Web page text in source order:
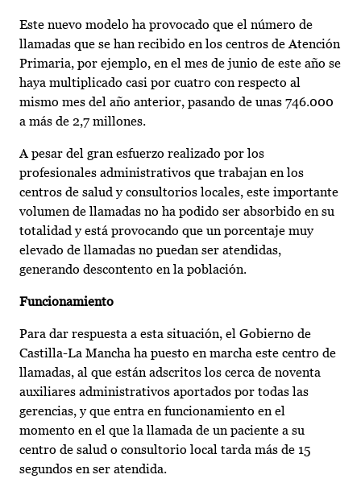
Este nuevo modelo ha provocado que el número de
llamadas que se han recibido en los centros de Atención
Primaria, por ejemplo, en el mes de junio de este año se
haya multiplicado casi por cuatro con respecto al
mismo mes del año anterior, pasando de unas 746.000
a más de 2,7 millones.
A pesar del gran esfuerzo realizado por los
profesionales administrativos que trabajan en los
centros de salud y consultorios locales, este importante
volumen de llamadas no ha podido ser absorbido en su
totalidad y está provocando que un porcentaje muy
elevado de llamadas no puedan ser atendidas,
generando descontento en la población.
Funcionamiento
Para dar respuesta a esta situación, el Gobierno de
Castilla-La Mancha ha puesto en marcha este centro de
llamadas, al que están adscritos los cerca de noventa
auxiliares administrativos aportados por todas las
gerencias, y que entra en funcionamiento en el
momento en el que la llamada de un paciente a su
centro de salud o consultorio local tarda más de 15
segundos en ser atendida.